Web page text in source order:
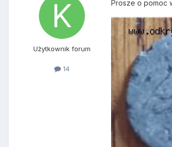
Użytkownik forum
14
Prosze o pomoc